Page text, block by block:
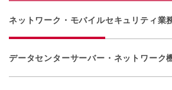
ネットワーク・モバイルセキュリティ業
データセンターサーバー・ネットワーク